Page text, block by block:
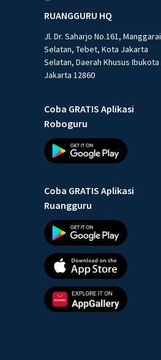
RUANGGURU HQ
Jl. Dr. Saharjo No.161, Manggarai
Selatan, Tebet, Kota Jakarta
Selatan, Daerah Khusus Ibukota
Jakarta 12860
Coba GRATIS Aplikasi
Roboguru
Coba GRATIS Aplikasi
Ruangguru